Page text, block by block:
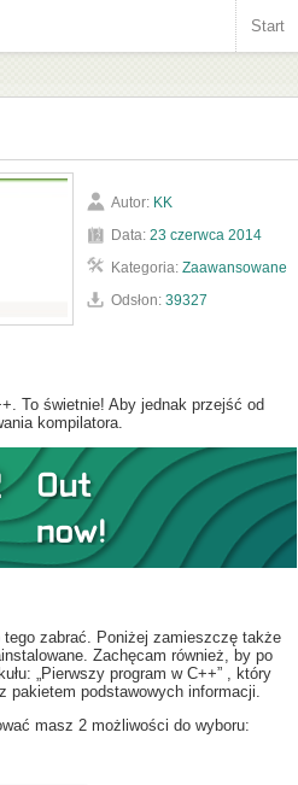
Start
Autor: KK
Data: 23 czerwca 2014
Kategoria: Zaawansowane
Odsłon: 39327
To świetnie! Aby jednak przejść od
kompilatora.
zabrać. Poniżej zamieszczę także
Zachęcam również, by po
„Pierwszy program w C++” , który
pakietem podstawowych informacji.
masz 2 możliwości do wyboru: